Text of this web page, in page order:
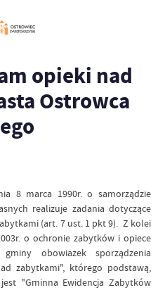
opieki nad
Ostrowca
8 marca 1990r. o samorządzie
realizuje zadania dotyczące
(art. 7 ust. 1 pkt 9). Z kolei
o ochronie zabytków i opiece
obowiazek sporządzenia
zabytkami", którego podstawą,
"Gminna Ewidencja Zabytków